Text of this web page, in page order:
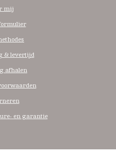
mij
& levertijd
afhalen
en garantie